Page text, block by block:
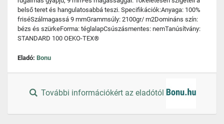
belső teret és hangulatosabbá teszi. Specifikációk:Anyaga: 100%
friséSzálmagassá 9 mmGrammsúly: 2100gr/ m2Domináns szín:
bézs és szürkeForma: téglalapCsúszásmentes: nemTanúsítvány:
STANDARD 100 OEKO-TEX®
Eladó: Bonu
További információkért az eladótól